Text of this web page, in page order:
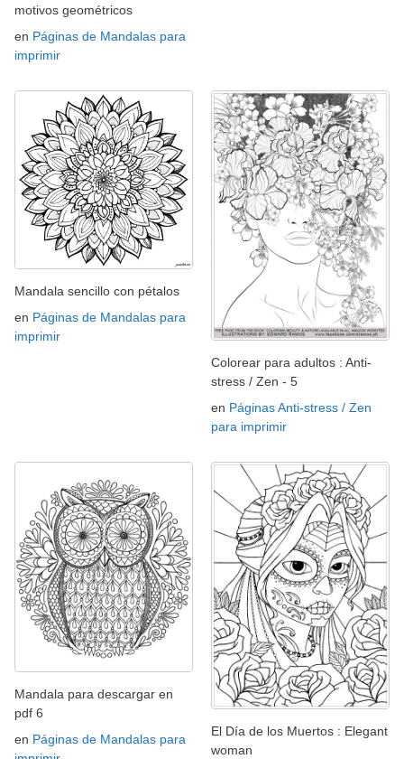
motivos geométricos
en Páginas de Mandalas para
imprimir
Mandala sencillo con pétalos
en Páginas de Mandalas para
imprimir
Colorear para adultos : Anti-
stress / Zen - 5
en Páginas Anti-stress / Zen
para imprimir
Mandala para descargar en
pdf 6
en Páginas de Mandalas para
El Día de los Muertos : Elegant
woman